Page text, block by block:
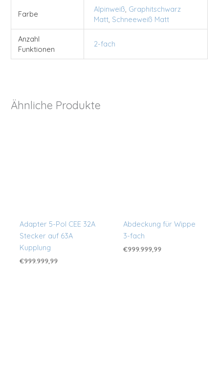
Farbe
Alpinweiß, Graphitschwarz
Matt, Schneeweiß Matt
Anzahl
Funktionen
2-fach
Ähnliche Produkte
Adapter 5-Pol CEE 32A
Stecker auf 63A
Kupplung
€999.999,99
Abdeckung für Wippe
3-fach
€999.999,99